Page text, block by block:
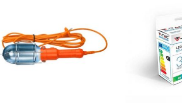
je novo u ponudi
DODAJ